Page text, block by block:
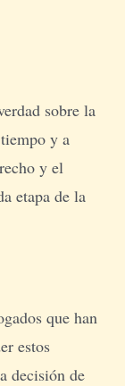
sobre la
y a
y el
etapa de la
que han
estos
decisión de